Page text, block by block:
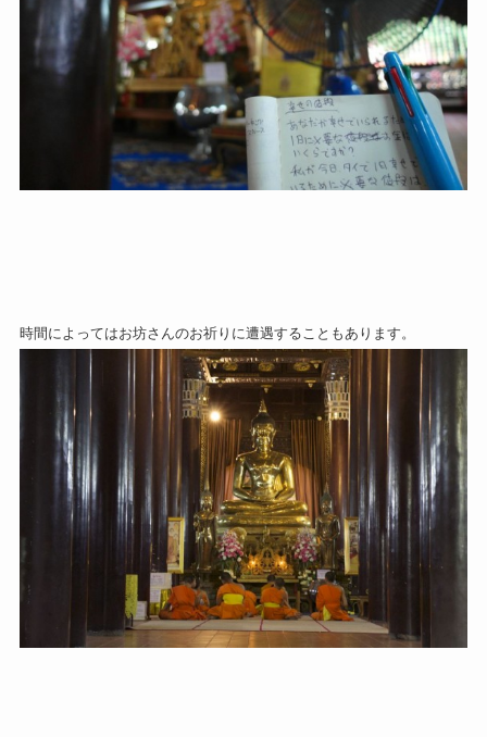
時間によってはお坊さんのお祈りに遭遇することもあります。